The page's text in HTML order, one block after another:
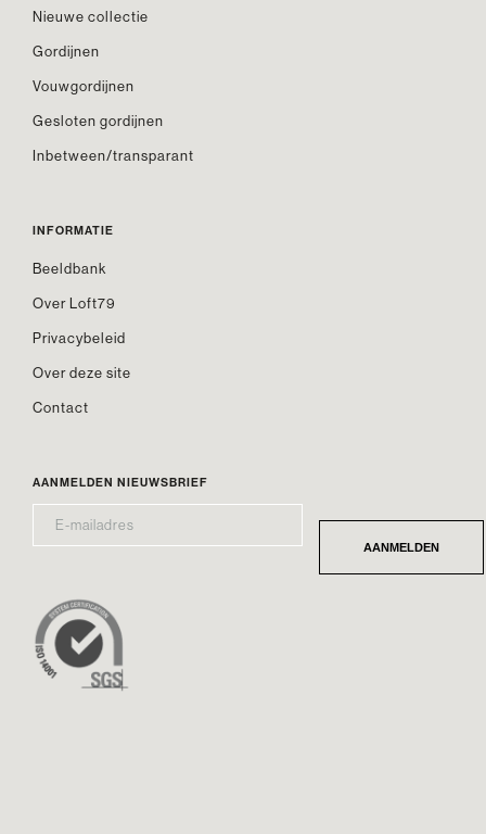
Nieuwe collectie
Gordijnen
Vouwgordijnen
Gesloten gordijnen
Inbetween/transparant
INFORMATIE
Beeldbank
Over Loft79
Privacybeleid
Over deze site
Contact
AANMELDEN NIEUWSBRIEF
MAILADRES* AANMELDEN